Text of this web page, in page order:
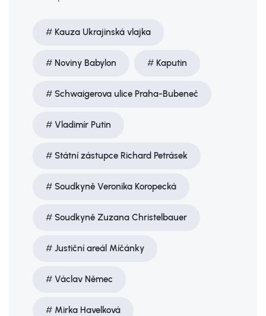
Kauza Ukrajinská vlajka
Noviny Babylon Kaputin
Schwaigerova ulice Praha-Bubeneč
Vladimír Putin
Státní zástupce Richard Petrásek
Soudkyně Veronika Koropecká
Soudkyně Zuzana Christelbauer
Justiční areál Míčánky
Václav Němec
Mirka Havelková